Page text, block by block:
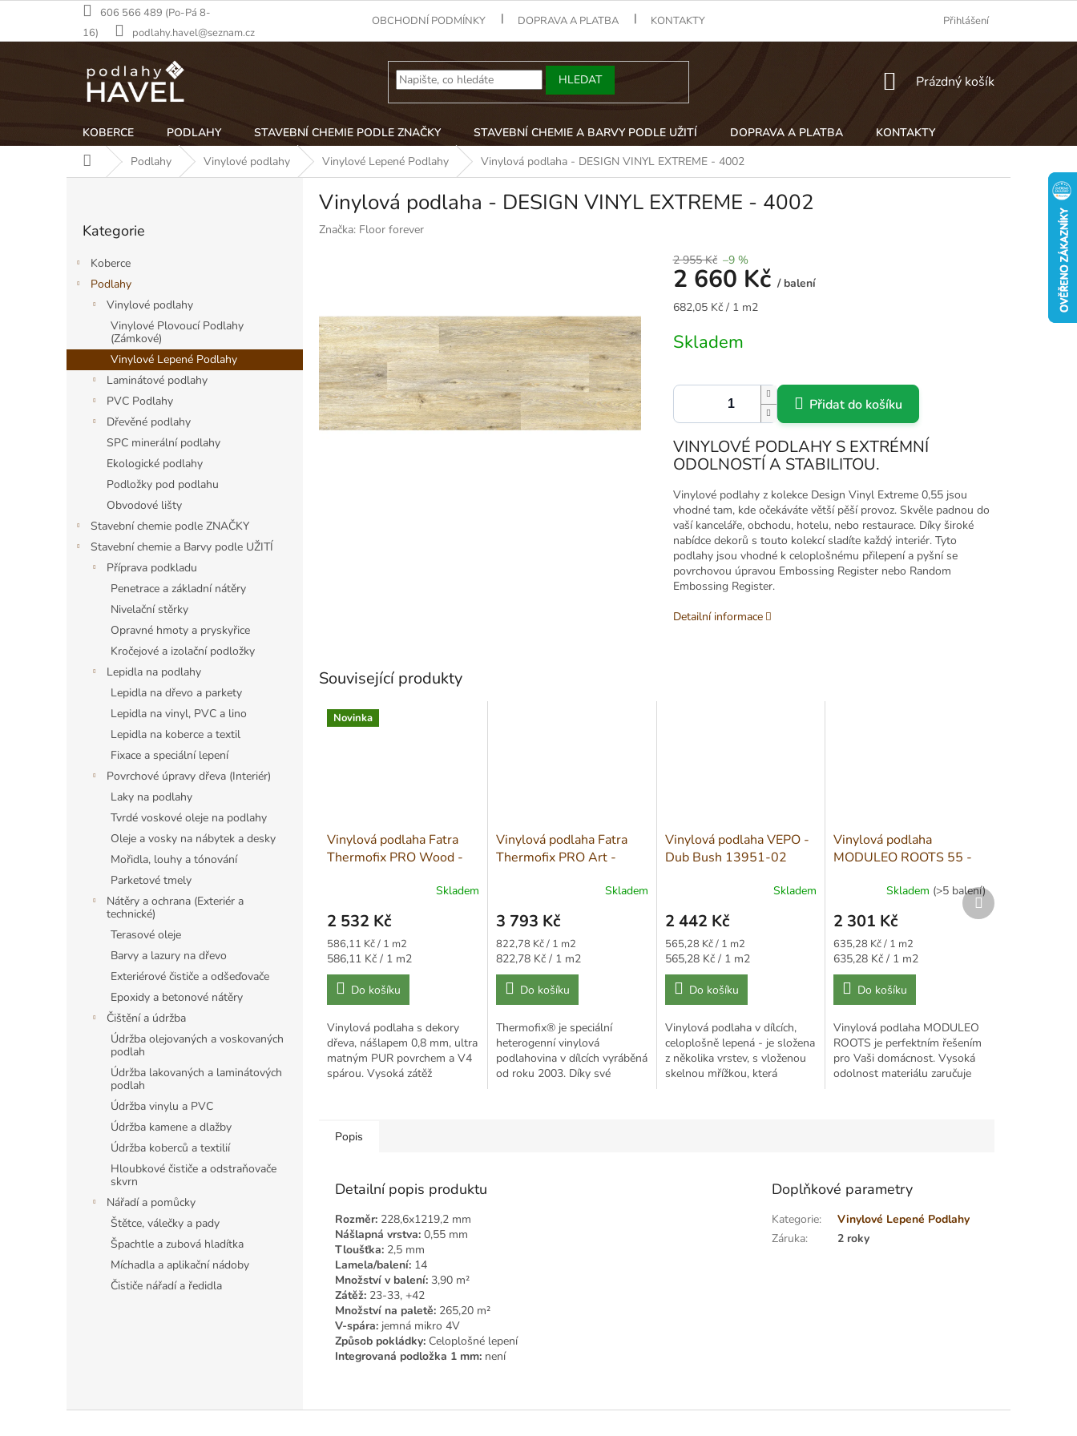
obsah
606 566 489 (Po-Pá 8-
16)
podlahy.havel@seznam.cz
OBCHODNÍ PODMÍNKY DOPRAVA A PLATBA KONTAKTY Přihlášení
HLEDAT
NÁKUPNÍ
Prázdný košík
KOBERCE PODLAHY STAVEBNÍ CHEMIE PODLE ZNAČKY STAVEBNÍ CHEMIE A BARVY PODLE UŽITÍ DOPRAVA A PLATBA
KONTAKTY
Domů Podlahy Vinylové podlahy Vinylové Lepené Podlahy Vinylová podlaha - DESIGN VINYL EXTREME - 4002
p
kategorie
Kategorie
Koberce
Podlahy
Vinylové podlahy
Vinylové Plovoucí Podlahy
(Zámkové)
Vinylové Lepené Podlahy
Laminátové podlahy
PVC Podlahy
Dřevěné podlahy
SPC minerální podlahy
Ekologické podlahy
Podložky pod podlahu
Obvodové lišty
Stavební chemie podle ZNAČKY
Stavební chemie a Barvy podle UŽITÍ
Příprava podkladu
Penetrace a základní nátěry
Nivelační stěrky
Opravné hmoty a pryskyřice
Kročejové a izolační podložky
Lepidla na podlahy
Lepidla na dřevo a parkety
Lepidla na vinyl, PVC a lino
Lepidla na koberce a textil
Fixace a speciální lepení
Povrchové úpravy dřeva (Interiér)
Laky na podlahy
Tvrdé voskové oleje na podlahy
Oleje a vosky na nábytek a desky
Mořidla, louhy a tónování
Parketové tmely
Nátěry a ochrana (Exteriér a
technické)
Terasové oleje
Barvy a lazury na dřevo
Exteriérové čističe a odšeďovače
Epoxidy a betonové nátěry
Čištění a údržba
Údržba olejovaných a voskovaných
podlah
Údržba lakovaných a laminátových
podlah
Údržba vinylu a PVC
Údržba kamene a dlažby
Údržba koberců a textilií
Hloubkové čističe a odstraňovače
skvrn
Nářadí a pomůcky
Štětce, válečky a pady
Špachtle a zubová hladítka
Míchadla a aplikační nádoby
Čističe nářadí a ředidla
Vinylová podlaha - DESIGN VINYL EXTREME - 4002
Značka: Floor forever
2 955 Kč –9 %
2 660 Kč / balení
Měrná
682,05 Kč / 1 m2
Skladem
Přidat do košíku
VINYLOVÉ PODLAHY S EXTRÉMNÍ
ODOLNOSTÍ A STABILITOU.
Vinylové podlahy z kolekce Design Vinyl Extreme 0,55 jsou
vhodné tam, kde očekáváte větší pěší provoz. Skvěle padnou do
vaší kanceláře, obchodu, hotelu, nebo restaurace. Díky široké
nabídce dekorů s touto kolekcí sladíte každý interiér. Tyto
podlahy jsou vhodné k celoplošnému přilepení a pyšní se
povrchovou úpravou Embossing Register nebo Random
Embossing Register.
Detailní informace
Související produkty
Novinka
Vinylová podlaha Fatra
Thermofix PRO Wood -
Skladem
2 532 Kč
Měrná
cena:
586,11 Kč / 1 m2
Měrná
cena:
586,11 Kč / 1 m2
Do košíku
Vinylová podlaha s dekory
dřeva, nášlapem 0,8 mm, ultra
matným PUR povrchem a V4
spárou. Vysoká zátěž
Vinylová podlaha Fatra
Thermofix PRO Art -
Skladem
3 793 Kč
Měrná
cena:
822,78 Kč / 1 m2
Měrná
cena:
822,78 Kč / 1 m2
Do košíku
Thermofix® je speciální
heterogenní vinylová
podlahovina v dílcích vyráběná
od roku 2003. Díky své
Vinylová podlaha VEPO -
Dub Bush 13951-02
Skladem
2 442 Kč
Měrná
cena:
565,28 Kč / 1 m2
Měrná
cena:
565,28 Kč / 1 m2
Do košíku
Vinylová podlaha v dílcích,
celoplošně lepená - je složena
z několika vrstev, s vloženou
skelnou mřížkou, která
Vinylová podlaha
MODULEO ROOTS 55 -
Skladem (>5 balení)
2 301 Kč
Měrná
cena:
635,28 Kč / 1 m2
Měrná
cena:
635,28 Kč / 1 m2
Do košíku
Vinylová podlaha MODULEO
ROOTS je perfektním řešením
pro Vaši domácnost. Vysoká
odolnost materiálu zaručuje
Další
produkt
Popis
Detailní popis produktu
Rozměr: 228,6x1219,2 mm
Nášlapná vrstva: 0,55 mm
Tloušťka: 2,5 mm
Lamela/balení: 14
Množství v balení: 3,90 m²
Zátěž: 23-33, +42
Množství na paletě: 265,20 m²
V-spára: jemná mikro 4V
Způsob pokládky: Celoplošné lepení
Integrovaná podložka 1 mm: není
Doplňkové parametry
Kategorie:
Vinylové Lepené Podlahy
Záruka: 2 roky